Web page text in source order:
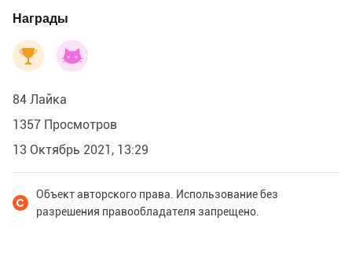
Награды
84 Лайка
1357 Просмотров
13 Октябрь 2021, 13:29
Объект авторского права. Использование без
разрешения правообладателя запрещено.